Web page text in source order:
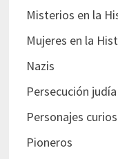
Misterios en la
Mujeres en la
Nazis
Persecución judía
Personajes
Pioneros